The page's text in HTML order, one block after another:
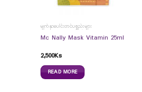
မျက်နှာပေါင်းတင်ပစ္စည်းများ
Mc Nally Mask Vitamin 25ml
2,500Ks
READ MORE